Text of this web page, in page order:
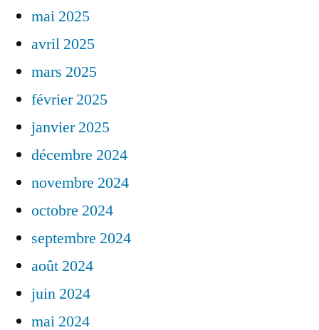
mai 2025
avril 2025
mars 2025
février 2025
janvier 2025
décembre 2024
novembre 2024
octobre 2024
septembre 2024
août 2024
juin 2024
mai 2024